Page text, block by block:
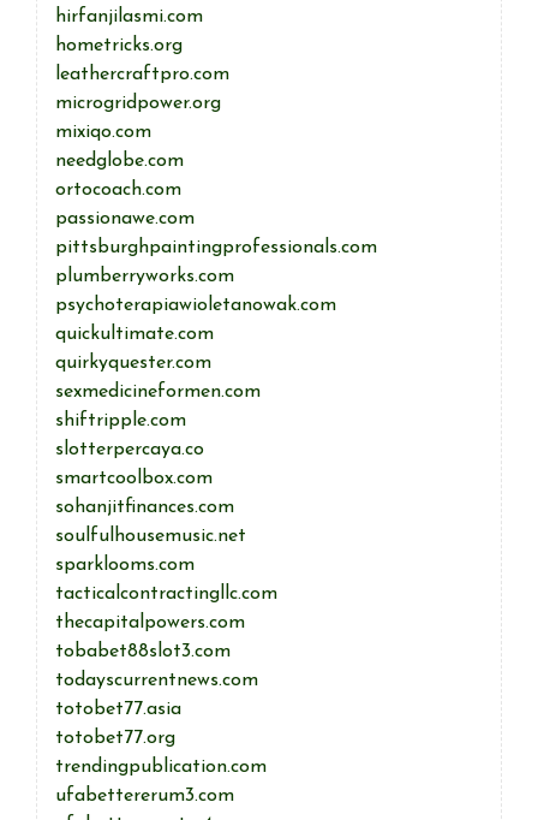
hirfanjilasmi.com
hometricks.org
leathercraftpro.com
microgridpower.org
mixiqo.com
needglobe.com
ortocoach.com
passionawe.com
pittsburghpaintingprofessionals.com
plumberryworks.com
psychoterapiawioletanowak.com
quickultimate.com
quirkyquester.com
sexmedicineformen.com
shiftripple.com
slotterpercaya.co
smartcoolbox.com
sohanjitfinances.com
soulfulhousemusic.net
sparklooms.com
tacticalcontractingllc.com
thecapitalpowers.com
tobabet88slot3.com
todayscurrentnews.com
totobet77.asia
totobet77.org
trendingpublication.com
ufabettererum3.com